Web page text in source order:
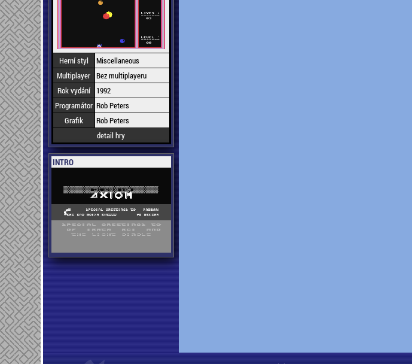
Herní styl
Miscellaneous
Multiplayer Bez multiplayeru
Rok vydání
1992
Programátor Rob Peters
Grafik
Rob Peters
detail hry
INTRO